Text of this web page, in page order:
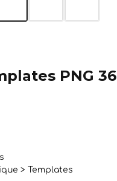
PNG 36
> Templates